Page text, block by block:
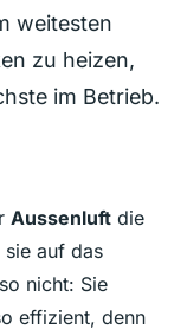
weitesten
zu heizen,
im Betrieb.
Aussenluftdie
auf das
nicht: Sie
effizient, denn